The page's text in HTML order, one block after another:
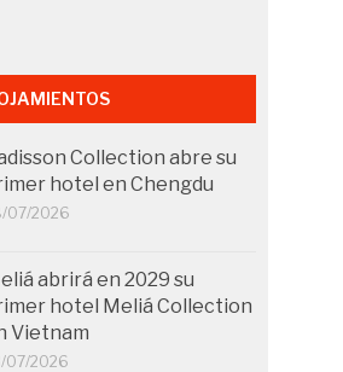
Collection abre su
hotel en Chengdu
07/2026
abrirá en 2029 su
hotel Meliá Collection
Vietnam
07/2026